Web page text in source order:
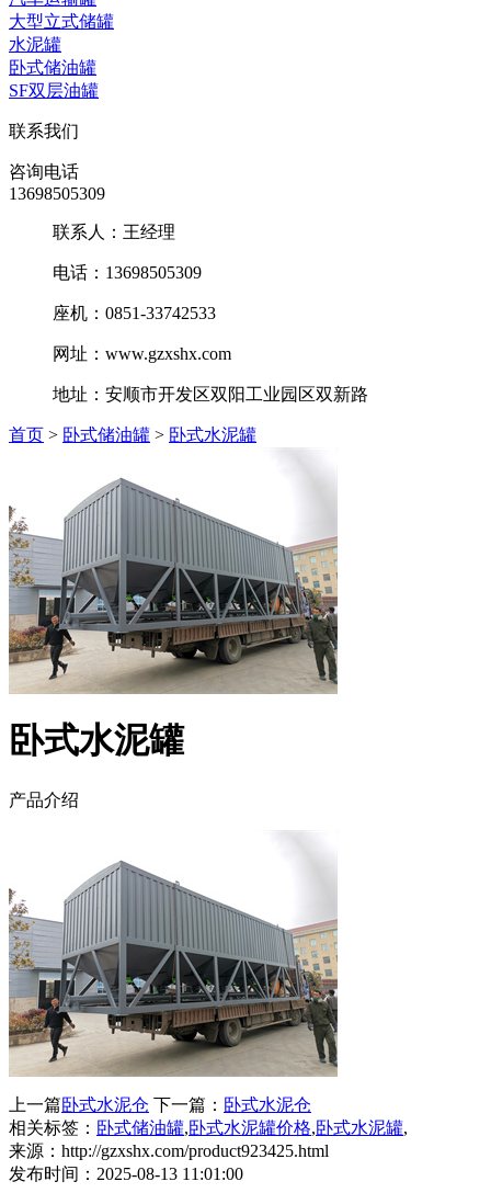
大型立式储罐
水泥罐
卧式储油罐
SF双层油罐
联系我们
咨询电话
13698505309
联系人：王经理
电话：13698505309
座机：0851-33742533
网址：www.gzxshx.com
地址：安顺市开发区双阳工业园区双新路
首页 > 卧式储油罐 > 卧式水泥罐
卧式水泥罐
产品介绍
上一篇卧式水泥仓 下一篇： 卧式水泥仓
相关标签： 卧式储油罐,卧式水泥罐价格,卧式水泥罐,
来源：http://gzxshx.com/product923425.html
发布时间：2025-08-13 11:01:00